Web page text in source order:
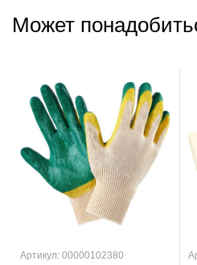
Может
Артикул: 00000102380